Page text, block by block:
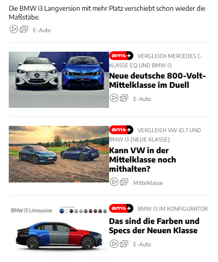
Die BMW i3 Langversion mit mehr Platz verschiebt schon wieder die
Maßstäbe.
E-Auto
VERGLEICH MERCEDES C-
KLASSE EQ UND BMW I3
Neue deutsche 800-Volt-
Mittelklasse im Duell
E-Auto
VERGLEICH VW ID.7 UND
BMW I3 (NEUE KLASSE)
Kann VW in der
Mittelklasse noch
mithalten?
Mittelklasse
BMW I3 IM KONFIGURATOR
Das sind die Farben und
Specs der Neuen Klasse
E-Auto